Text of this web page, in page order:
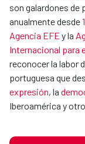
son galardones
anualmente desde
Agencia EFE y la
Internacional para
reconocer la labor
portuguesa que
expresión, la
Iberoamérica y